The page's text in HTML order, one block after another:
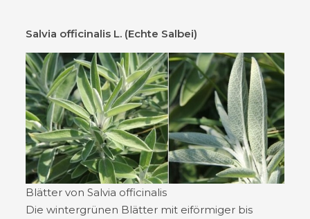
Salvia officinalis L. (Echte Salbei)
Blätter von Salvia officinalis
Die wintergrünen Blätter mit eiförmiger bis